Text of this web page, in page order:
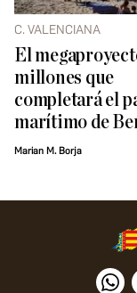
C. VALENCIANA
El
millones que
completará el
marítimo de
Marian M. Borja